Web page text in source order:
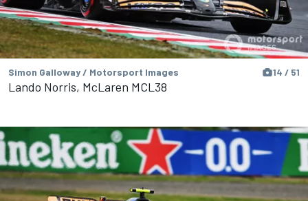
Simon Galloway / Motorsport Images 14 / 51
Lando Norris, McLaren MCL38